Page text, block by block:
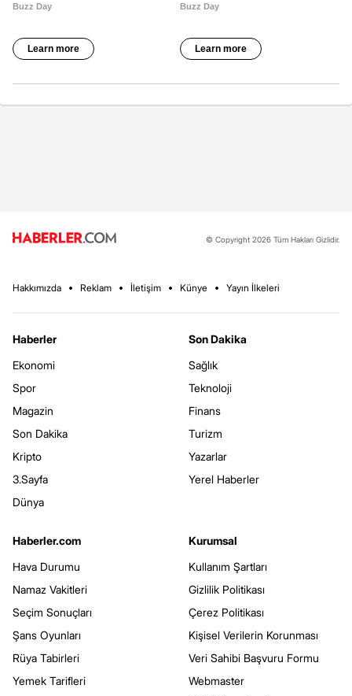
© Copyright 2026 Tüm Hakları Gizlidir.
Hakkımızda Reklam İletişim Künye Yayın İlkeleri
Haberler
Ekonomi
Spor
Magazin
Son Dakika
Kripto
3.Sayfa
Dünya
Son Dakika
Sağlık
Teknoloji
Finans
Turizm
Yazarlar
Yerel Haberler
Haberler.com
Hava Durumu
Namaz Vakitleri
Seçim Sonuçları
Şans Oyunları
Rüya Tabirleri
Yemek Tarifleri
Kurumsal
Kullanım Şartları
Gizlilik Politikası
Çerez Politikası
Kişisel Verilerin Korunması
Veri Sahibi Başvuru Formu
Webmaster